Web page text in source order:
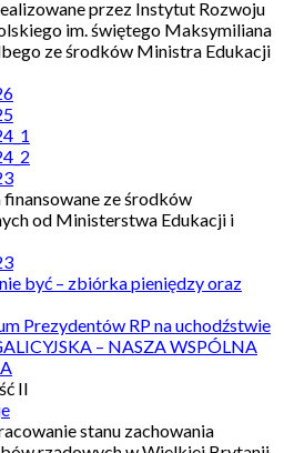
przez Instytut Rozwoju
im. świętego Maksymiliana
ze środków Ministra Edukacji
finansowane ze środków
od Ministerstwa Edukacji i
być – zbiórka pieniędzy oraz
Prezydentów RP na uchodźstwie
– NASZA WSPÓLNA
II
stanu zachowania